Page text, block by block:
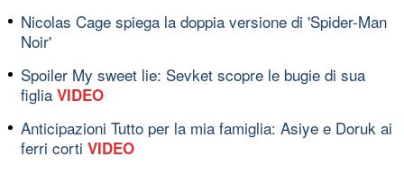
Nicolas Cage spiega la doppia versione di 'Spider-Man
Noir'
Spoiler My sweet lie: Sevket scopre le bugie di sua
figlia VIDEO
Anticipazioni Tutto per la mia famiglia: Asiye e Doruk ai
ferri corti VIDEO